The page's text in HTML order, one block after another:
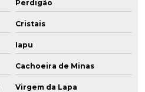
Perdigão
Cristais
Iapu
Cachoeira de Minas
Virgem da Lapa